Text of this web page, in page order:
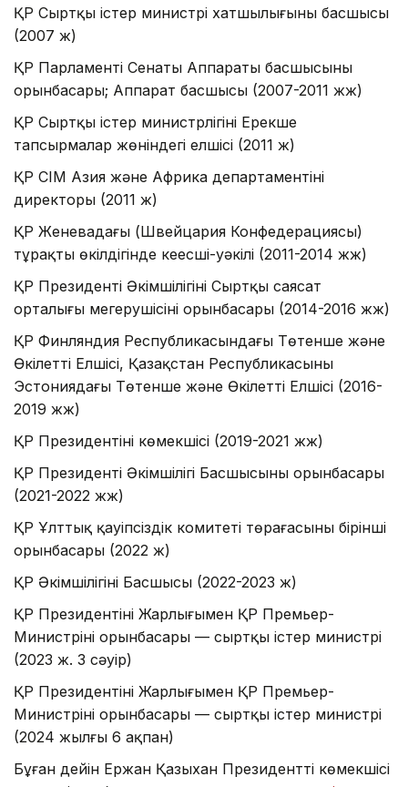
ҚР Сыртқы істер министрі хатшылығының басшысы
(2007 ж)
ҚР Парламенті Сенаты Аппараты басшысының
орынбасары; Аппарат басшысы (2007-2011 жж)
ҚР Сыртқы істер министрлігінің Ерекше
тапсырмалар жөніндегі елшісі (2011 ж)
ҚР СІМ Азия және Африка департаментінің
директоры (2011 ж)
ҚР Женевадағы (Швейцария Конфедерациясы)
тұрақты өкілдігінде кеңесші-уәкілі (2011-2014 жж)
ҚР Президенті Әкімшілігінің Сыртқы саясат
орталығы меңгерушісінің орынбасары (2014-2016 жж)
ҚР Финляндия Республикасындағы Төтенше және
Өкілетті Елшісі, Қазақстан Республикасының
Эстониядағы Төтенше және Өкілетті Елшісі (2016-
2019 жж)
ҚР Президентінің көмекшісі (2019-2021 жж)
ҚР Президенті Әкімшілігі Басшысының орынбасары
(2021-2022 жж)
ҚР Ұлттық қауіпсіздік комитеті төрағасының бірінші
орынбасары (2022 ж)
ҚР Әкімшілігінің Басшысы (2022-2023 ж)
ҚР Президентінің Жарлығымен ҚР Премьер-
Министрінің орынбасары — сыртқы істер министрі
(2023 ж. 3 сәуір)
ҚР Президентінің Жарлығымен ҚР Премьер-
Министрінің орынбасары — сыртқы істер министрі
(2024 жылғы 6 ақпан)
Бұған дейін Ержан Қазыхан Президенттің көмекшісі